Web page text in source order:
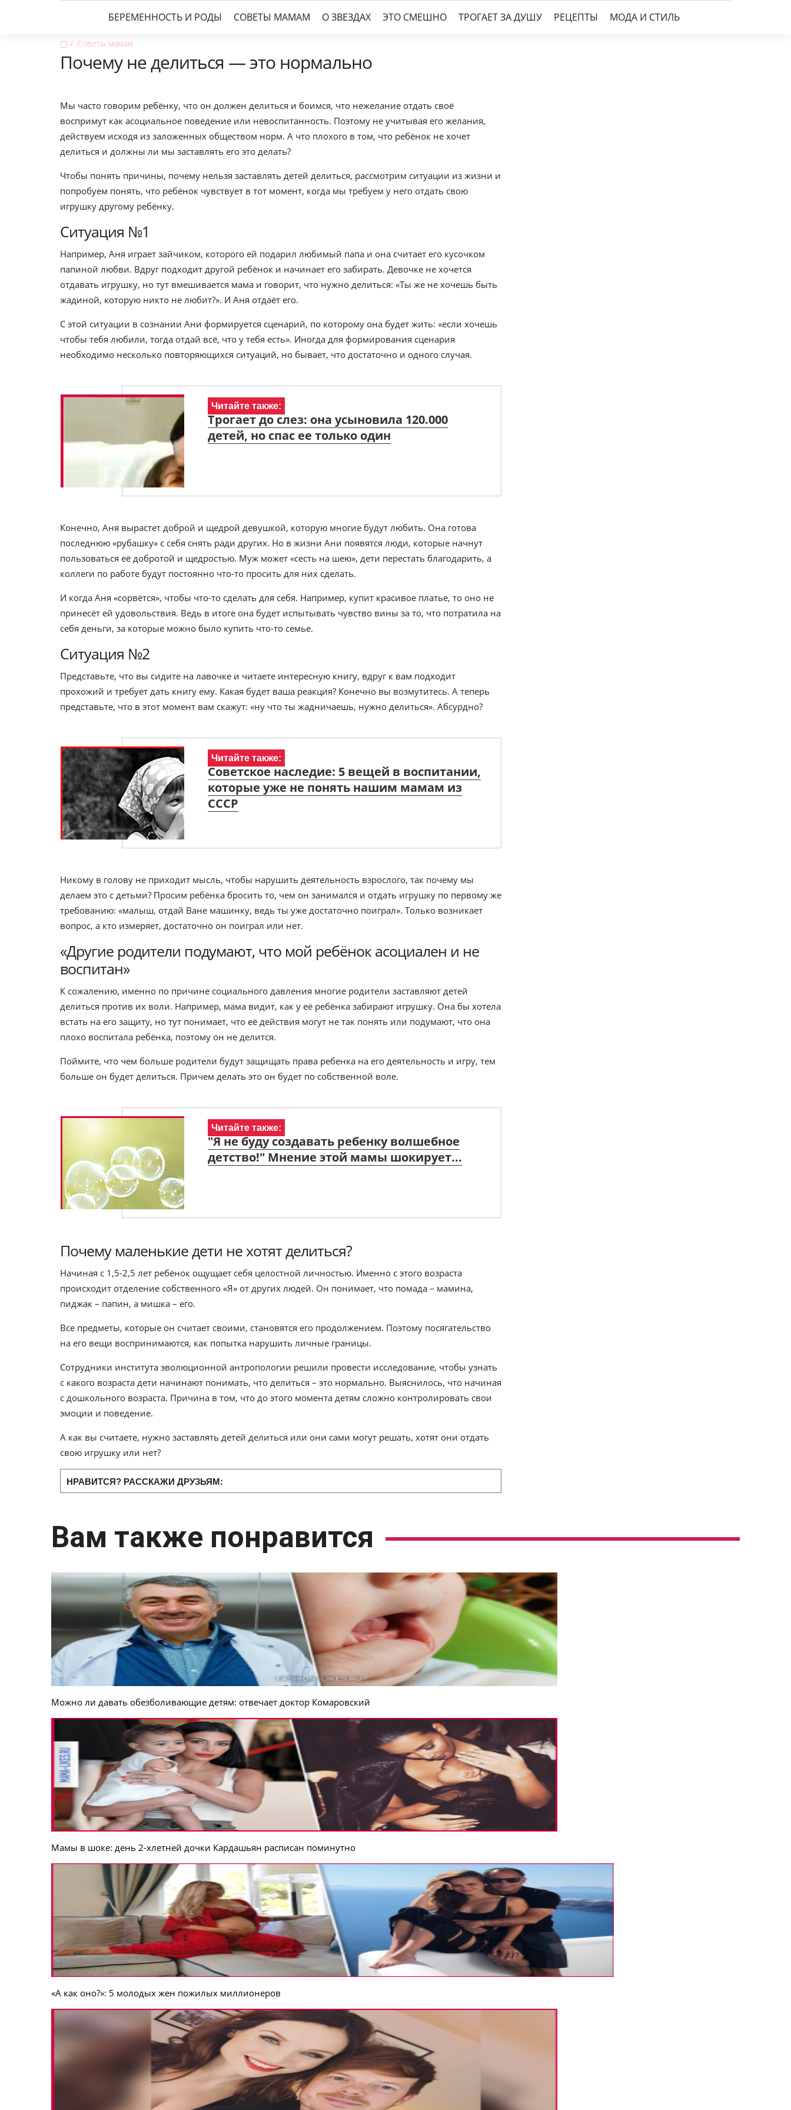
БЕРЕМЕННОСТЬ И РОДЫ СОВЕТЫ МАМАМ О ЗВЕЗДАХ ЭТО СМЕШНО ТРОГАЕТ ЗА ДУШУ РЕЦЕПТЫ МОДА И СТИЛЬ
▢ Советы мамам
Почему не делиться — это нормально
Мы часто говорим ребёнку, что он должен делиться и боимся, что нежелание отдать своё
воспримут как асоциальное поведение или невоспитанность. Поэтому не учитывая его желания,
действуем исходя из заложенных обществом норм. А что плохого в том, что ребёнок не хочет
делиться и должны ли мы заставлять его это делать?
Чтобы понять причины, почему нельзя заставлять детей делиться, рассмотрим ситуации из жизни и
попробуем понять, что ребёнок чувствует в тот момент, когда мы требуем у него отдать свою
игрушку другому ребёнку.
Ситуация №1
Например, Аня играет зайчиком, которого ей подарил любимый папа и она считает его кусочком
папиной любви. Вдруг подходит другой ребёнок и начинает его забирать. Девочке не хочется
отдавать игрушку, но тут вмешивается мама и говорит, что нужно делиться: «Ты же не хочешь быть
жадиной, которую никто не любит?». И Аня отдаёт его.
С этой ситуации в сознании Ани формируется сценарий, по которому она будет жить: «если хочешь
чтобы тебя любили, тогда отдай всё, что у тебя есть». Иногда для формирования сценария
необходимо несколько повторяющихся ситуаций, но бывает, что достаточно и одного случая.
Читайте также:
Трогает до слез: она усыновила 120.000
детей, но спас ее только один
Конечно, Аня вырастет доброй и щедрой девушкой, которую многие будут любить. Она готова
последнюю «рубашку» с себя снять ради других. Но в жизни Ани появятся люди, которые начнут
пользоваться её добротой и щедростью. Муж может «сесть на шею», дети перестать благодарить, а
коллеги по работе будут постоянно что-то просить для них сделать.
И когда Аня «сорвётся», чтобы что-то сделать для себя. Например, купит красивое платье, то оно не
принесёт ей удовольствия. Ведь в итоге она будет испытывать чувство вины за то, что потратила на
себя деньги, за которые можно было купить что-то семье.
Ситуация №2
Представьте, что вы сидите на лавочке и читаете интересную книгу, вдруг к вам подходит
прохожий и требует дать книгу ему. Какая будет ваша реакция? Конечно вы возмутитесь. А теперь
представьте, что в этот момент вам скажут: «ну что ты жадничаешь, нужно делиться». Абсурдно?
Читайте также:
Советское наследие: 5 вещей в воспитании,
которые уже не понять нашим мамам из
СССР
Никому в голову не приходит мысль, чтобы нарушить деятельность взрослого, так почему мы
делаем это с детьми? Просим ребёнка бросить то, чем он занимался и отдать игрушку по первому же
требованию: «малыш, отдай Ване машинку, ведь ты уже достаточно поиграл». Только возникает
вопрос, а кто измеряет, достаточно он поиграл или нет.
«Другие родители подумают, что мой ребёнок асоциален и не
воспитан»
К сожалению, именно по причине социального давления многие родители заставляют детей
делиться против их воли. Например, мама видит, как у её ребёнка забирают игрушку. Она бы хотела
встать на его защиту, но тут понимает, что её действия могут не так понять или подумают, что она
плохо воспитала ребёнка, поэтому он не делится.
Поймите, что чем больше родители будут защищать права ребенка на его деятельность и игру, тем
больше он будет делиться. Причем делать это он будет по собственной воле.
Читайте также:
"Я не буду создавать ребенку волшебное
детство!" Мнение этой мамы шокирует...
Почему маленькие дети не хотят делиться?
Начиная с 1,5-2,5 лет ребёнок ощущает себя целостной личностью. Именно с этого возраста
происходит отделение собственного «Я» от других людей. Он понимает, что помада – мамина,
пиджак – папин, а мишка – его.
Все предметы, которые он считает своими, становятся его продолжением. Поэтому посягательство
на его вещи воспринимаются, как попытка нарушить личные границы.
Сотрудники института эволюционной антропологии решили провести исследование, чтобы узнать
с какого возраста дети начинают понимать, что делиться – это нормально. Выяснилось, что начиная
с дошкольного возраста. Причина в том, что до этого момента детям сложно контролировать свои
эмоции и поведение.
А как вы считаете, нужно заставлять детей делиться или они сами могут решать, хотят они отдать
свою игрушку или нет?
НРАВИТСЯ? РАССКАЖИ ДРУЗЬЯМ:
Вам также понравится
Можно ли давать обезболивающие детям: отвечает доктор Комаровский
Мамы в шоке: день 2-хлетней дочки Кардашьян расписан поминутно
«А как оно?»: 5 молодых жен пожилых миллионеров